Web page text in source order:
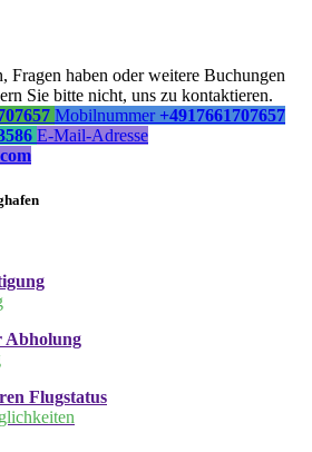
Fragen haben oder weitere Buchungen
Sie bitte nicht, uns zu kontaktieren.
Mobilnummer +4917661707657
E-Mail-Adresse
Abholung
Flugstatus